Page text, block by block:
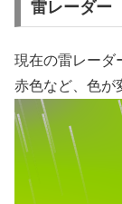
雷レーダー
現在の雷レーダ
赤色など、色が